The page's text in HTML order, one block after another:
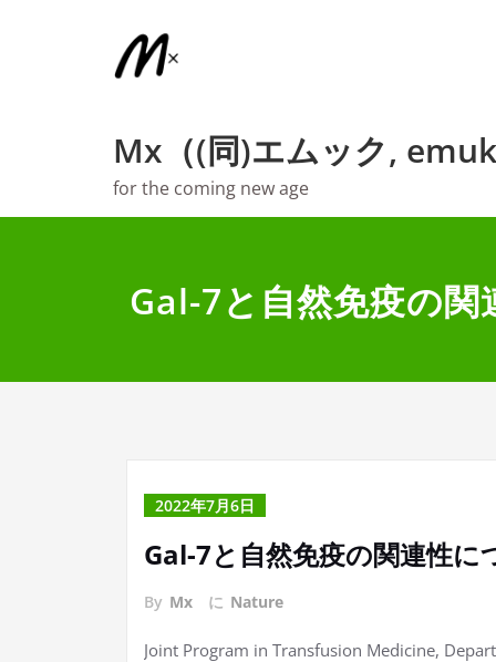
Mx（(同)エムック,
for the coming new age
Gal-7と自然免疫の関
2022年7月6日
Gal-7と自然免疫の関連性に
By Mx に Nature
Joint Program in Transfusion Medicine,